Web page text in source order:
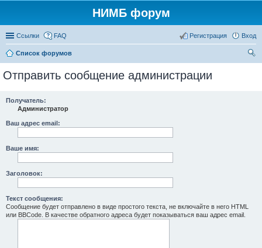
НИМБ форум
Ссылки FAQ Вход
Регистрация
Список форумов
Отправить сообщение администрации
Получатель:
Администратор
Ваш адрес email:
Ваше имя:
Заголовок:
Текст сообщения:
Сообщение будет отправлено в виде простого текста, не включайте в него HTML
или BBCode. В качестве обратного адреса будет показываться ваш адрес email.